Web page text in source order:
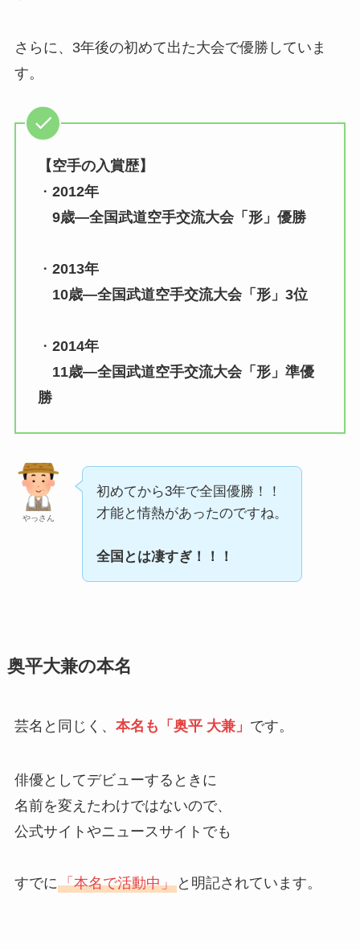
さらに、3年後の初めて出た大会で優勝していま
す。
【空手の入賞歴】
・ 2012年
9歳―全国武道空手交流大会「形」優勝
・ 2013年
10歳―全国武道空手交流大会「形」3位
・ 2014年
11歳―全国武道空手交流大会「形」準優
勝
やっさん
初めてから3年で全国優勝！！
才能と情熱があったのですね。
全国とは凄すぎ！！！
奥平大兼の本名
芸名と同じく、 本名も「奥平 大兼」 です。
俳優としてデビューするときに
名前を変えたわけではないので、
公式サイトやニュースサイトでも
すでに「本名で活動中」と明記されています。